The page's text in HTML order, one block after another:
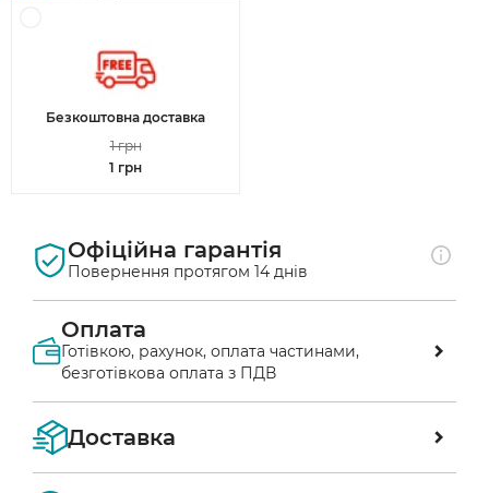
Безкоштовна доставка
1 грн
1 грн
Офіційна гарантія
Повернення протягом 14 днів
Оплата
Готівкою, рахунок, оплата частинами,
безготівкова оплата з ПДВ
пошти»
Доставка